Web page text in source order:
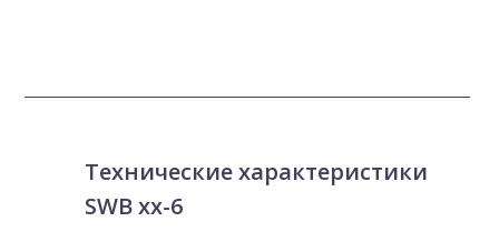
Технические характеристики
SWB xx-6